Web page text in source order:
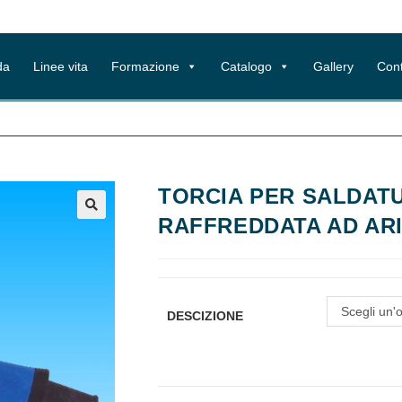
Linee vita Formazione Catalogo Gallery
TORCIA PER
RAFFREDDATA AD
DESCIZIONE Scegli